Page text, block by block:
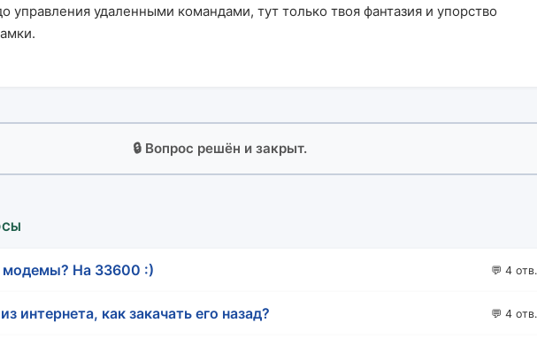
управления удаленными командами, тут только твоя фантазия и упорство
🔒 Вопрос решён и закрыт.
На 33600 :) 💬 4 отв.
интернета, как закачать его назад? 💬 4 отв.